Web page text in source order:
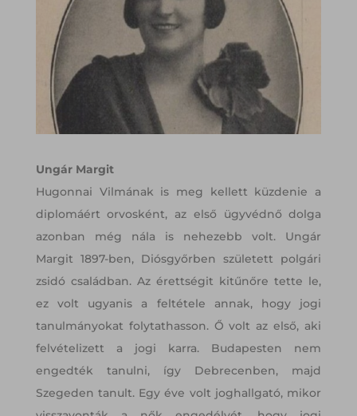
Ungár Margit
Hugonnai Vilmának is meg kellett küzdenie a
diplomáért orvosként, az első ügyvédnő dolga
azonban még nála is nehezebb volt. Ungár
Margit 1897-ben, Diósgyőrben született polgári
zsidó családban. Az érettségit kitűnőre tette le,
ez volt ugyanis a feltétele annak, hogy jogi
tanulmányokat folytathasson. Ő volt az első, aki
felvételizett a jogi karra. Budapesten nem
engedték tanulni, így Debrecenben, majd
Szegeden tanult. Egy éve volt joghallgató, mikor